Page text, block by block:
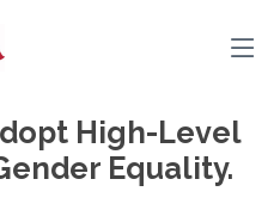
High-Level
Equality.